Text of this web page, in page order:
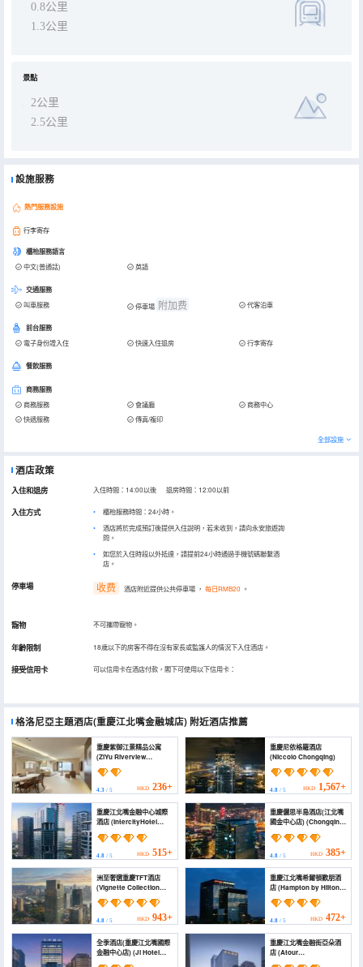
0.8公里
1.3公里
景點
2公里
2.5公里
設施服務
熱門服務設施
行李寄存
櫃枱服務語言
中文(普通話) 英語
交通服務
叫車服務 停車場 附加费 代客泊車
前台服務
電子身份證入住 快速入住退房 行李寄存
餐飲服務
商務服務
商務服務 會議廳
商務中心
快遞服務
傳真/複印
全部設施
酒店政策
入住和退房 入住時間：14:00以後 退房時間：12:00以前
入住方式
櫃枱服務時間：24小時。
酒店將於完成預訂後提供入住說明，若未收到，請向永安旅遊詢
問。
如您於入住時段以外抵達，請提前24小時通過手機號碼聯繫酒
店。
停車場 收费 酒店附近提供公共停車場 ， 每日RMB20 。
寵物 不可攜帶寵物。
年齡限制 18歲以下的房客不得在沒有家長或監護人的情況下入住酒店。
接受信用卡 可以信用卡在酒店付款，閣下可使用以下信用卡：
格洛尼亞主題酒店(重慶江北嘴金融城店) 附近酒店推薦
重慶紫御江景精品公寓
(ZiYu Riverview
Apartments)
4.3 / 5 HKD 236+
重慶尼依格羅酒店
(Niccolo Chongqing)
4.8/ 5 HKD 1,567+
重慶江北嘴金融中心城際
酒店 (IntercityHotel
Financial City)
4.8 / 5 HKD 515+
重慶儷思半島酒店(江北嘴
國金中心店) (Chongqing
(Jiangbeizui Financial
City Branch))
4.8/ 5 HKD 385+
洲至奢選重慶TFT酒店
(Vignette Collection
TFT CHONGQING by
IHG)
4.8 / 5 HKD 943+
重慶江北嘴希爾頓歡朋酒
店 (Hampton by Hilton
Chongqing Jiangbeizui)
4.8/ 5 HKD 472+
全季酒店(重慶江北嘴國際
金融中心店) (Ji Hotel
重慶江北嘴金融街亞朵酒
店 (Atour